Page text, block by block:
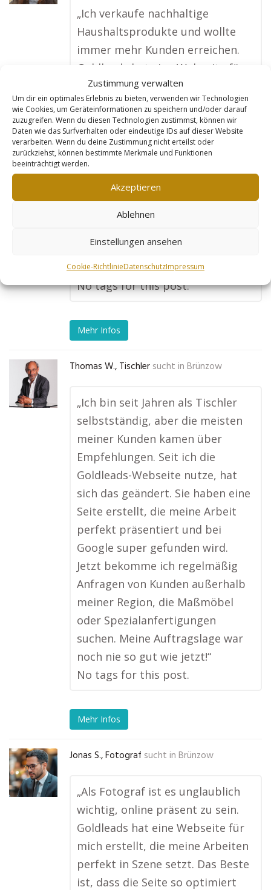
Zustimmung verwalten
Um dir ein optimales Erlebnis zu bieten, verwenden wir Technologien
wie Cookies, um Geräteinformationen zu speichern und/oder darauf
zuzugreifen. Wenn du diesen Technologien zustimmst, können wir
Daten wie das Surfverhalten oder eindeutige IDs auf dieser Website
verarbeiten. Wenn du deine Zustimmung nicht erteilst oder
zurückziehst, können bestimmte Merkmale und Funktionen
beeinträchtigt werden.
Akzeptieren
Ablehnen
Einstellungen ansehen
Cookie-RichtlinieDatenschutzImpressum
„Ich verkaufe nachhaltige
Haushaltsprodukte und wollte
immer mehr Kunden erreichen.
Goldleads hat eine Webseite für
mich erstellt, die perfekt auf
meinen Shop abgestimmt ist. Sie
optimieren jedes Produkt für
Suchmaschinen, und seitdem
haben sich meine Verkäufe
deutlich gesteigert. Besonders
spannend ist, dass ich jetzt auch
Kunden aus Österreich und der
Unterstützung von Goldleads
wäre das nie möglich gewesen!“
No tags for this post.
Mehr Infos
Thomas W., Tischler sucht in Brünzow
„Ich bin seit Jahren als Tischler
selbstständig, aber die meisten
meiner Kunden kamen über
Empfehlungen. Seit ich die
Goldleads-Webseite nutze, hat
sich das geändert. Sie haben eine
Seite erstellt, die meine Arbeit
perfekt präsentiert und bei
Google super gefunden wird.
Jetzt bekomme ich regelmäßig
Anfragen von Kunden außerhalb
meiner Region, die Maßmöbel
oder Spezialanfertigungen
suchen. Meine Auftragslage war
noch nie so gut wie jetzt!“
No tags for this post.
Mehr Infos
Jonas S., Fotograf sucht in Brünzow
„Als Fotograf ist es unglaublich
wichtig, online präsent zu sein.
Goldleads hat eine Webseite für
mich erstellt, die meine Arbeiten
perfekt in Szene setzt. Das Beste
ist, dass die Seite so optimiert